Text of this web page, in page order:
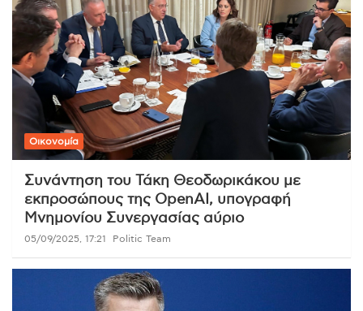
Οικονομία
Συνάντηση του Τάκη Θεοδωρικάκου με
εκπροσώπους της OpenAI, υπογραφή
Μνημονίου Συνεργασίας αύριο
05/09/2025, 17:21 Politic Team